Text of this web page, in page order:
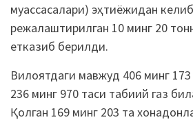
муассасалари) эҳтиёжидан
режалаштирилган 10 минг 20
етказиб берилди.
Вилоятдаги мавжуд 406 минг
236 минг 970 таси табиий газ
Қолган 169 минг 203 та